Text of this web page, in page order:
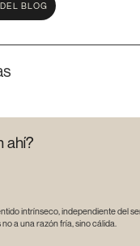
BLOG
ahí?
intrínseco, independiente del
a una razón fría, sino cálida.